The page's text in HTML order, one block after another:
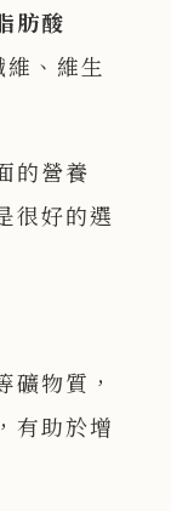
肪酸
、維生
的營養
很好的選
礦物質，
有助於增